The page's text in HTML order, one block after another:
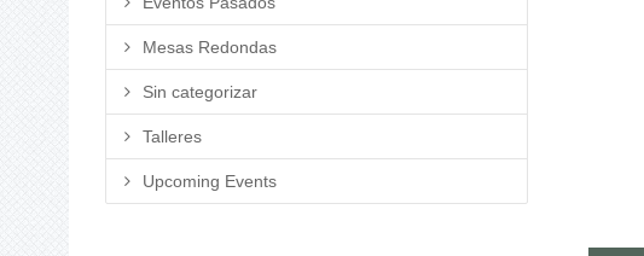
Mesas Redondas
Sin categorizar
Talleres
Upcoming Events